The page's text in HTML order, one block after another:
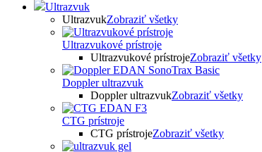
Ultrazvuk
UltrazvukZobraziť všetky
Ultrazvukové prístroje
Ultrazvukové prístrojeZobraziť všetky
Doppler ultrazvuk
Doppler ultrazvukZobraziť všetky
CTG prístroje
CTG prístrojeZobraziť všetky